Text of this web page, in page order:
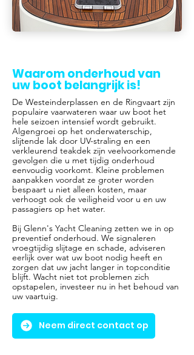
Waarom onderhoud van
uw boot belangrijk is!
De Westeinderplassen en de Ringvaart zijn
populaire vaarwateren waar uw boot het
hele seizoen intensief wordt gebruikt.
Algengroei op het onderwaterschip,
slijtende lak door UV-straling en een
verkleurend teakdek zijn veelvoorkomende
gevolgen die u met tijdig onderhoud
eenvoudig voorkomt. Kleine problemen
aanpakken voordat ze groter worden
bespaart u niet alleen kosten, maar
verhoogt ook de veiligheid voor u en uw
passagiers op het water.
Bij Glenn's Yacht Cleaning zetten we in op
preventief onderhoud. We signaleren
vroegtijdig slijtage en schade, adviseren
eerlijk over wat uw boot nodig heeft en
zorgen dat uw jacht langer in topconditie
blijft. Wacht niet tot problemen zich
opstapelen, investeer nu in het behoud van
uw vaartuig.
Neem direct contact op